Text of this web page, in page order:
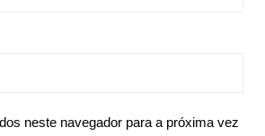
neste navegador para a próxima vez